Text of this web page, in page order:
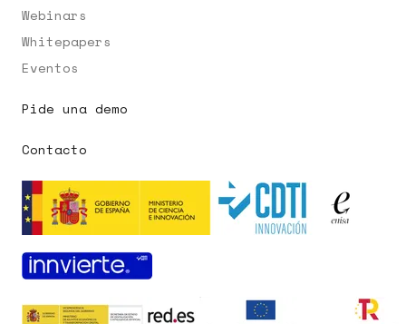
Webinars
Whitepapers
Eventos
Pide una demo
Contacto